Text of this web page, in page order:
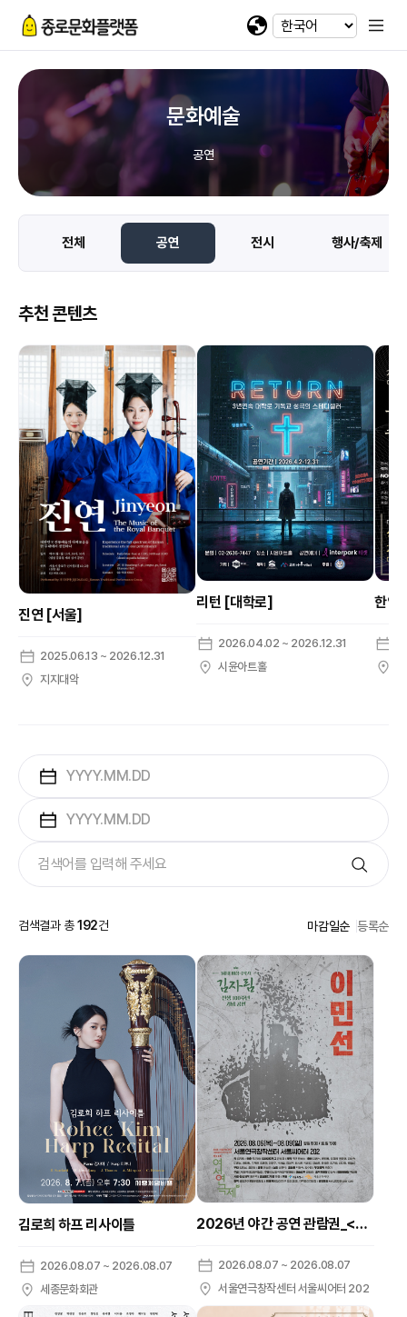
문화예술
공연
전체 공연 전시 행사/축제
추천 콘텐츠
진연 [서울]
2025.06.13 ~ 2026.12.31
지지대악
리턴 [대학로]
2026.04.02 ~ 2026.12.31
시윤아트홀
한영
검색결과 총192건 마감일순 등록순
김로희 하프 리사이틀
2026.08.07 ~ 2026.08.07
세종문화회관
2026년 야간 공연 관람권_<제 11회 여성연극제 기획전 <이민선>>
2026.08.07 ~ 2026.08.07
서울연극창작센터 서울씨어터 202
카카오 로그인
네이버 로그인
일회용 로그인
이메일
첨부파일
jpg, jpeg, png, pdf 파일만 업로드 가능합니다. (10MB 이하)
첨부파일
공연명 선택
번호 선택
회차정보 발급수량
선택